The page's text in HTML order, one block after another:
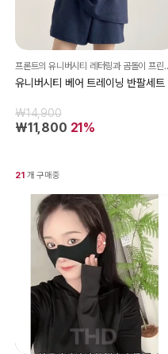
프론트의 유니버시티 레터링과 곰
유니버시티 베어 트레이닝 반팔세트
₩14,900
₩11,800 21%
21 개 구매중